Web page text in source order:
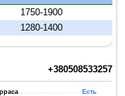
1750-1900
1280-1400
+380508533257
Есть